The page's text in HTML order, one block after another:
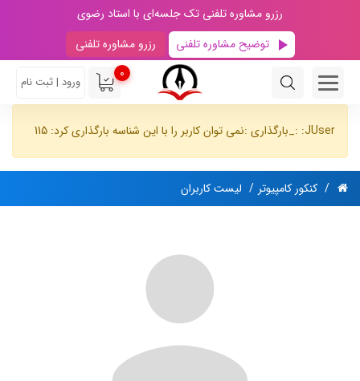
رزرو مشاوره تلفنی تک جلسه‌ای با استاد رضوی
توضیح مشاوره تلفنی
رزرو مشاوره تلفنی
0
ورود | ثبت نام
JUser: :_بارگذاری :نمی توان کاربر را با این شناسه بارگذاری کرد: 115
کنکور کامپیوتر لیست کاربران